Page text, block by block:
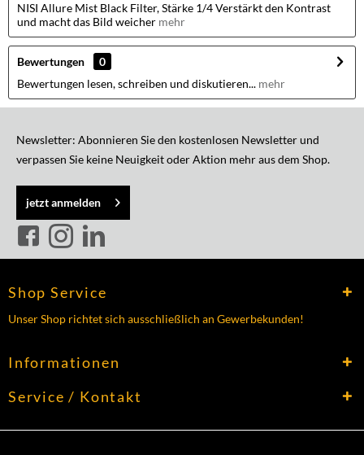
NISI Allure Mist Black Filter, Stärke 1/4 Verstärkt den Kontrast
und macht das Bild weicher mehr
Bewertungen
0
Bewertungen lesen, schreiben und diskutieren... mehr
Newsletter: Abonnieren Sie den kostenlosen Newsletter und
verpassen Sie keine Neuigkeit oder Aktion mehr aus dem Shop.
jetzt anmelden
Shop Service
Unser Shop richtet sich ausschließlich an Gewerbekunden!
Informationen
Service / Kontakt